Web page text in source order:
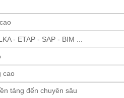
- ETAP - SAP - BIM ...
cao
tảng đến chuyên sâu